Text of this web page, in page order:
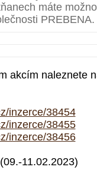
máte
PREBENA.
akcím naleznete
inzerce/38454
inzerce/38455
inzerce/38456
11.02.2023)